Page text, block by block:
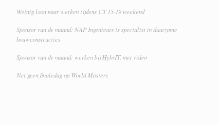
Weinig loon naar werken tijdens CT 15-19 weekend
Sponsor van de maand: NAP Ingenieurs is specialist in duurzame
bouwconstructies
Sponsor van de maand: werken bij HybrIT, met video
Net geen finaledag op World Masters